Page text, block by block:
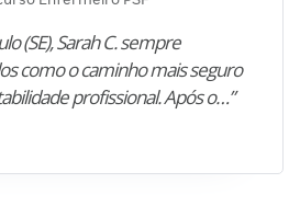
(SE), Sarah C. sempre
como o caminho mais seguro
profissional. Após o…”